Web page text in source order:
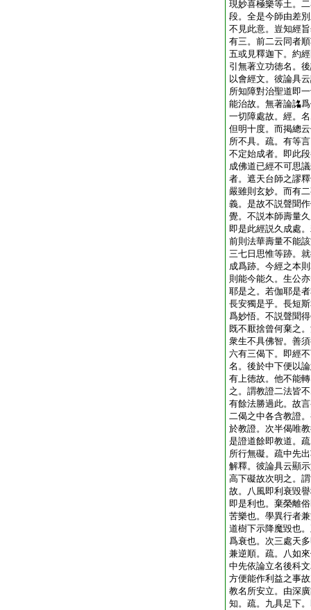
現妙喜極樂等土。
段。全是今師由差
不見此意。豈知經
有三。前二云同者
五或見釋迦下。約
引無著立功徳名。
以會經文。彼論具
所知障對治聖道即
能治故。無著論詺
一切障處故。經。
但明十度。而掲總
所不具。疏。有等
不定始成者。即此
成佛道已經不可思
者。遮天台師之謬
嚴雖則玄妙。而有
義。是故不説聲聞
覺。不説本師壽量
即是此經説久成處
前則法華壽量不能
三七日思惟等跡。
成爲跡。今經之本
則能今能久。生公
耶是之。若伽耶是
長安獨是乎。長短
爲妙悟。不説聲聞
既不厭捨曾何棄之
衆生不具佛智。善
六有三偈下。即經
名。後於中下便以
有上徳故。他不能
之。謂教證二法皆
有餘法勝過此。故
二偈之中各含教證
於教證。次半偈唯
是證道餘即教道。
所行無礙。疏中先
解釋。彼論具云顯
高下礙故次明之。
故。八風即利衰毀
即是利也。棄榮離
苦樂也。學異行者
道樹下示降魔毀也
爲衰也。次三處天
兼逆順。疏。八如
中先依論立名後科
方便能作利益之事
教名所安立。由深
知。疏。九具足下